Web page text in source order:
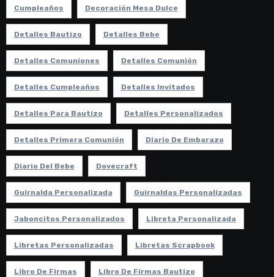
Cumpleaños Decoración Mesa Dulce
Detalles Bautizo Detalles Bebe
Detalles Comuniones Detalles Comunión
Detalles Cumpleaños Detalles Invitados
Detalles Para Bautizo Detalles Personalizados
Detalles Primera Comunión Diario De Embarazo
Diario Del Bebe Dovecraft
Guirnalda Personalizada Guirnaldas Personalizadas
Jaboncitos Personalizados Libreta Personalizada
Libretas Personalizadas Libretas Scrapbook
Libro De Firmas Libro De Firmas Bautizo